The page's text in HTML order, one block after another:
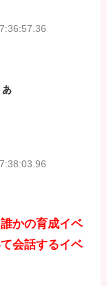
かの育成イベ
会話するイベ